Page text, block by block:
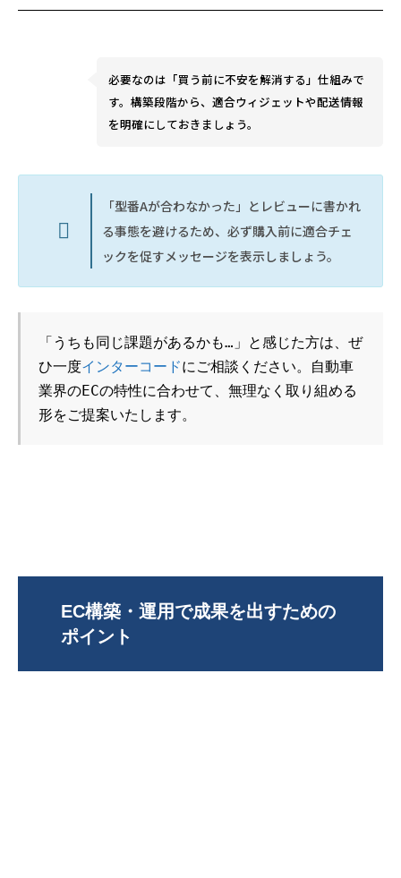
必要なのは「買う前に不安を解消する」仕組みで
す。構築段階から、適合ウィジェットや配送情報
を明確にしておきましょう。
「型番Aが合わなかった」とレビューに書かれ
る事態を避けるため、必ず購入前に適合チェ
ックを促すメッセージを表示しましょう。
「うちも同じ課題があるかも…」と感じた方は、ぜ
ひ一度インターコードにご相談ください。自動車
業界のECの特性に合わせて、無理なく取り組める
形をご提案いたします。
EC構築・運用で成果を出すための
ポイント